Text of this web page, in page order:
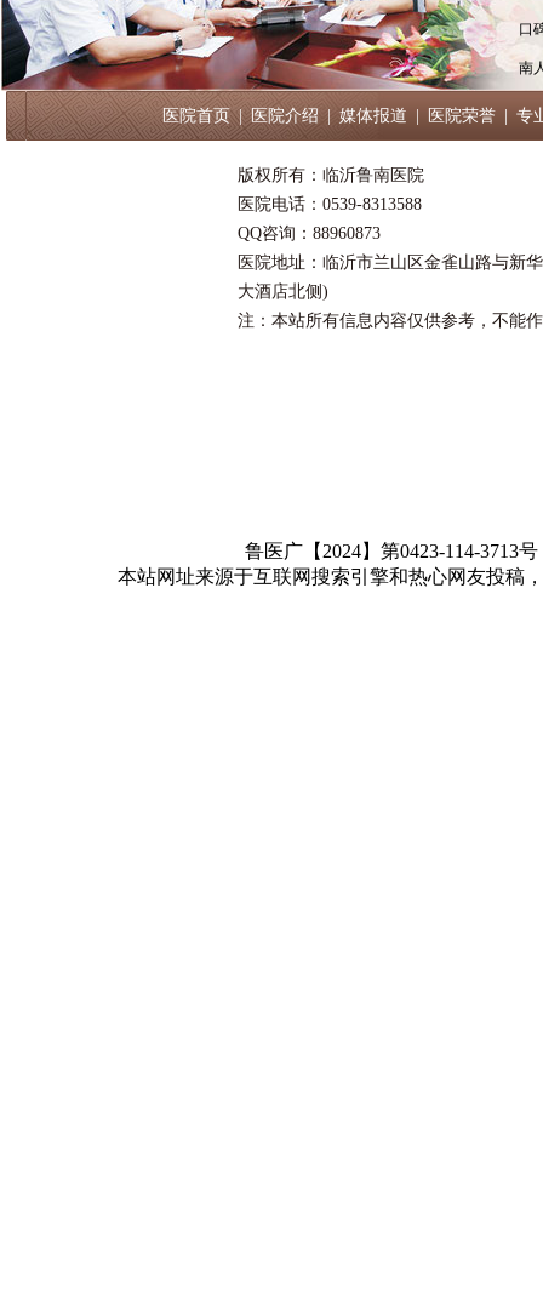
口
南
医院首页 | 医院介绍 媒体报道 医院荣誉 专
版权所有：临沂鲁南医院
医院电话：0539-8313588
QQ咨询：88960873
医院地址：临沂市兰山区金雀山路与新
大酒店北侧)
注：本站所有信息内容仅供参考，不能
鲁医广【2024】第0423-114-3713
本站网址来源于互联网搜索引擎和热心网友投稿